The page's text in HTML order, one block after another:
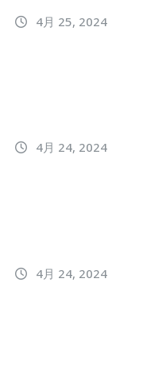
4月 25, 2024
4月 24, 2024
4月 24, 2024